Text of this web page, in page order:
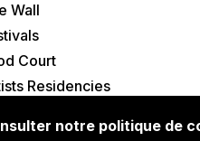
Wall
Court
Residencies
notre politique de